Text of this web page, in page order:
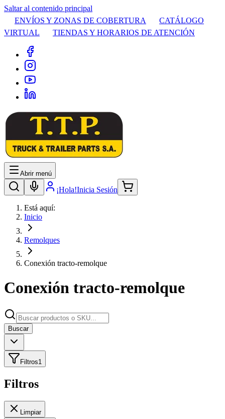
Saltar al contenido principal
ENVÍOS Y ZONAS DE COBERTURA
CATÁLOGO
VIRTUAL
TIENDAS Y HORARIOS DE ATENCIÓN
Abrir menú
¡Hola!Inicia Sesión
Está aquí:
Inicio
Remolques
Conexión tracto-remolque
Conexión tracto-remolque
Buscar
Filtros1
Filtros
Limpiar